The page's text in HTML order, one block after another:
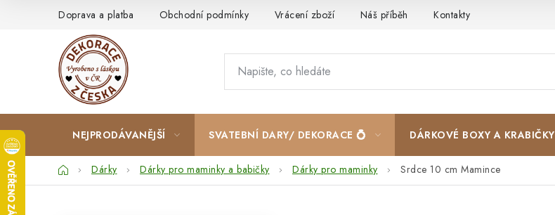
Doprava a platba Obchodní podmínky Vrácení zboží Náš příběh Kontakty
NEJPRODÁVANĚJŠÍ SVATEBNÍ DARY/ DEKORACE 💍 DÁRKOVÉ BOXY A KRABIČKY
DomůDárky Dárky pro maminky a babičky Dárky pro maminky Srdce 10 cm Mamince